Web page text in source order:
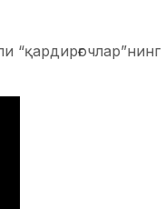
“қардирғочлар”нинг